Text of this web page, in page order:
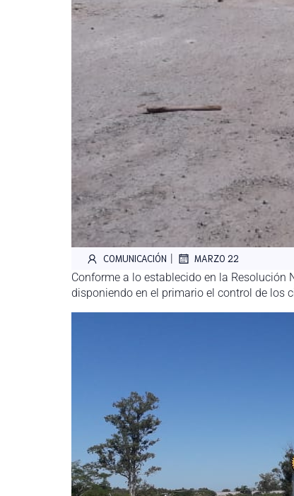
COMUNICACIÓN | MARZO 22
Conforme a lo establecido en la Resolución
disponiendo en el primario el control de los